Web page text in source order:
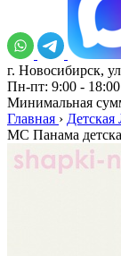
г. Новосибирск,
Пн-пт: 9:00 - 18:00
Минимальная
Главная › Детская
МС Панама